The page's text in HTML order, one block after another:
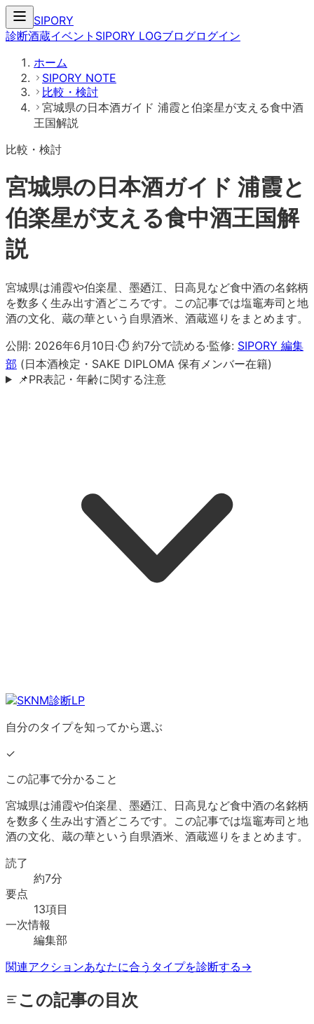
SIPORY
診断酒蔵イベント SIPORY LOGブログログイン
ホーム
SIPORY NOTE
比較・検討
宮城県の日本酒ガイド 浦霞と伯楽星が支える食中酒
王国解説
比較・検討
宮城県の日本酒ガイド 浦霞と
伯楽星が支える食中酒王国解
説
宮城県は浦霞や伯楽星、墨廼江、日高見など食中酒の名銘柄
を数多く生み出す酒どころです。この記事では塩竈寿司と地
酒の文化、蔵の華という自県酒米、酒蔵巡りをまとめます。
公開: 2026年6月10日·⏱ 約7分で読める·監修: SIPORY 編集
部 (日本酒検定・SAKE DIPLOMA 保有メンバー在籍)
📌PR表記・年齢に関する注意
自分のタイプを知ってから選ぶ
✓
この記事で分かること
宮城県は浦霞や伯楽星、墨廼江、日高見など食中酒の名銘柄
を数多く生み出す酒どころです。この記事では塩竈寿司と地
酒の文化、蔵の華という自県酒米、酒蔵巡りをまとめます。
読了
約7分
要点
13項目
一次情報
編集部
関連アクションあなたに合うタイプを診断する →
この記事の目次